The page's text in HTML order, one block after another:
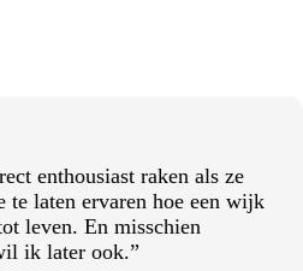
enthousiast raken als ze
te laten ervaren hoe een wijk
leven. En misschien
ik later ook.”